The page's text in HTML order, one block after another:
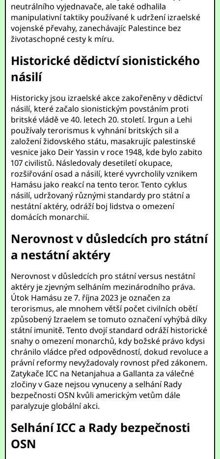
neutrálního vyjednavače, ale také odhalila
manipulativní taktiky používané k udržení izraelské
vojenské převahy, zanechávajíc Palestince bez
životaschopné cesty k míru.
Historické dědictví sionistického
násilí
Historicky jsou izraelské akce zakořeněny v dědictví
násilí, které začalo sionistickým povstáním proti
britské vládě ve 40. letech 20. století. Irgun a Lehi
používaly terorismus k vyhnání britských sil a
založení židovského státu, masakrujíc palestinské
vesnice jako Deir Yassin v roce 1948, kde bylo zabito
107 civilistů. Následovaly desetiletí okupace,
rozšiřování osad a násilí, které vyvrcholily vznikem
Hamásu jako reakcí na tento teror. Tento cyklus
násilí, udržovaný různými standardy pro státní a
nestátní aktéry, odráží boj lidstva o omezení
domácích monarchií.
Nerovnost v důsledcích pro státní
a nestátní aktéry
Nerovnost v důsledcích pro státní versus nestátní
aktéry je zjevným selháním mezinárodního práva.
Útok Hamásu ze 7. října 2023 je označen za
terorismus, ale mnohem větší počet civilních obětí
způsobený Izraelem se tomuto označení vyhýbá díky
státní imunitě. Tento dvojí standard odráží historické
snahy o omezení monarchů, kdy božské právo kdysi
chránilo vládce před odpovědností, dokud revoluce a
právní reformy nevyžadovaly rovnost před zákonem.
Zatykače ICC na Netanjahua a Gallanta za válečné
zločiny v Gaze nejsou vynuceny a selhání Rady
bezpečnosti OSN kvůli americkým vetům dále
paralyzuje globální akci.
Selhání ICC a Rady bezpečnosti
OSN